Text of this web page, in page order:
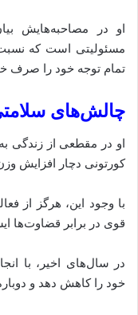
او در مصاحبه‌هایش
مسئولیتی است که
تمام توجه خود را صرف
چالش‌های
او در مقطعی از زندگی
کورتونی دچار افزایش
با وجود این، هرگز از
قوی در برابر قضاوت‌ها
در سال‌های اخیر، با
خود را کاهش دهد و